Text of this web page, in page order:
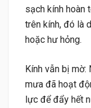
sạch kính hoàn
trên kính, đó là
hoặc hư hỏng.
Kính vẫn bị mờ:
mưa đã hoạt
lực để đẩy hết